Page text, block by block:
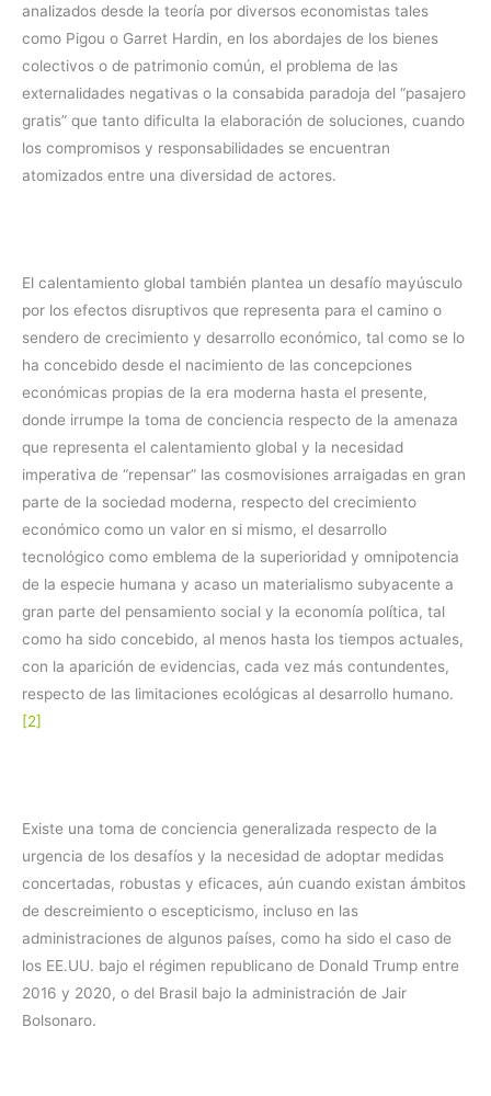
analizados desde la teoría por diversos economistas tales
como Pigou o Garret Hardin, en los abordajes de los bienes
colectivos o de patrimonio común, el problema de las
externalidades negativas o la consabida paradoja del “pasajero
gratis” que tanto dificulta la elaboración de soluciones, cuando
los compromisos y responsabilidades se encuentran
atomizados entre una diversidad de actores.
El calentamiento global también plantea un desafío mayúsculo
por los efectos disruptivos que representa para el camino o
sendero de crecimiento y desarrollo económico, tal como se lo
ha concebido desde el nacimiento de las concepciones
económicas propias de la era moderna hasta el presente,
donde irrumpe la toma de conciencia respecto de la amenaza
que representa el calentamiento global y la necesidad
imperativa de “repensar” las cosmovisiones arraigadas en gran
parte de la sociedad moderna, respecto del crecimiento
económico como un valor en si mismo, el desarrollo
tecnológico como emblema de la superioridad y omnipotencia
de la especie humana y acaso un materialismo subyacente a
gran parte del pensamiento social y la economía política, tal
como ha sido concebido, al menos hasta los tiempos actuales,
con la aparición de evidencias, cada vez más contundentes,
respecto de las limitaciones ecológicas al desarrollo humano.
[2]
Existe una toma de conciencia generalizada respecto de la
urgencia de los desafíos y la necesidad de adoptar medidas
concertadas, robustas y eficaces, aún cuando existan ámbitos
de descreimiento o escepticismo, incluso en las
administraciones de algunos países, como ha sido el caso de
los EE.UU. bajo el régimen republicano de Donald Trump entre
2016 y 2020, o del Brasil bajo la administración de Jair
Bolsonaro.